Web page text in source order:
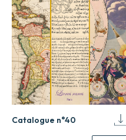
Catalogue n°40